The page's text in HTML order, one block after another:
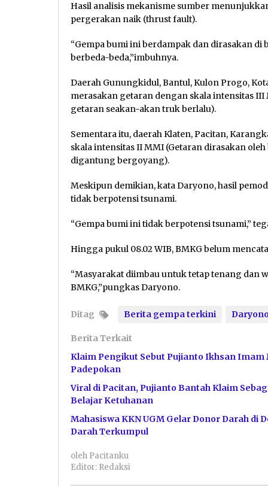
Hasil analisis mekanisme sumber
pergerakan naik (thrust fault).
“Gempa bumi ini berdampak dan dirasakan di
berbeda-beda,”imbuhnya.
Daerah Gunungkidul, Bantul, Kulon Progo,
merasakan getaran dengan skala intensitas
getaran seakan-akan truk berlalu).
Sementara itu, daerah Klaten, Pacitan,
skala intensitas II MMI (Getaran dirasakan
digantung bergoyang).
Meskipun demikian, kata Daryono, hasil
tidak berpotensi tsunami.
“Gempa bumi ini tidak berpotensi tsunami,”
Hingga pukul 08.02 WIB, BMKG belum
“Masyarakat diimbau untuk tetap tenang dan
BMKG,”pungkas Daryono.
Ditag Berita gempa terkini
Berita Terkait
Klaim Pengikut Sebut Pujianto Ikhsan
Padepokan
Viral di Pacitan, Pujianto Bantah Klaim
Belajar Ketuhanan
Mahasiswa KKN UGM Gelar Donor Darah di
Darah Terkumpul
oleh Pacitanku
Editor: Redaksi